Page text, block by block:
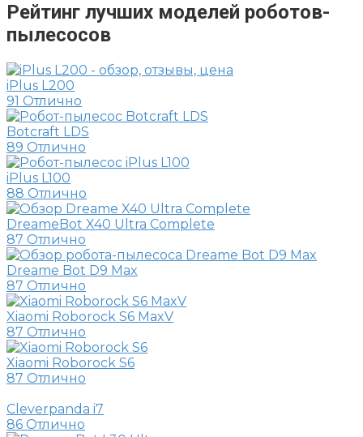
Рейтинг лучших моделей роботов-
пылесосов
iPlus L200
91 Отлично
Botcraft LDS
89 Отлично
iPlus L100
88 Отлично
DreameBot X40 Ultra Complete
87 Отлично
Dreame Bot D9 Max
87 Отлично
Xiaomi Roborock S6 MaxV
87 Отлично
Xiaomi Roborock S6
87 Отлично
Cleverpanda i7
86 Отлично